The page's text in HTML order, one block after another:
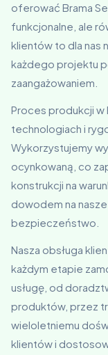
oferować Brama
funkcjonalne, ale
klientów to dla nas
każdego projektu
zaangażowaniem.
Proces produkcji w
technologiach i
Wykorzystujemy
ocynkowaną, co
konstrukcji na
dowodem na
bezpieczeństwo.
Nasza obsługa
każdym etapie
usługę, od
produktów, przez
wieloletniemu
klientów i